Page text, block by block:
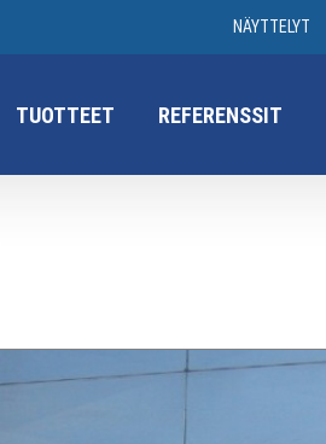
NÄYTTELYT
TUOTTEET REFERENSSIT